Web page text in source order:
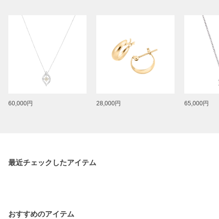
60,000円 28,000円 65,000円
最近チェックしたアイテム
おすすめのアイテム